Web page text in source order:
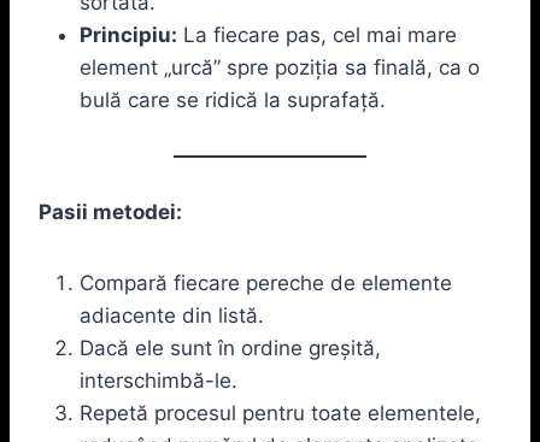
Principiu: La fiecare pas, cel mai mare
element „urcă” spre poziția sa finală, ca o
bulă care se ridică la suprafață.
Pasii metodei:
Compară fiecare pereche de elemente
adiacente din listă.
Dacă ele sunt în ordine greșită,
interschimbă-le.
Repetă procesul pentru toate elementele,